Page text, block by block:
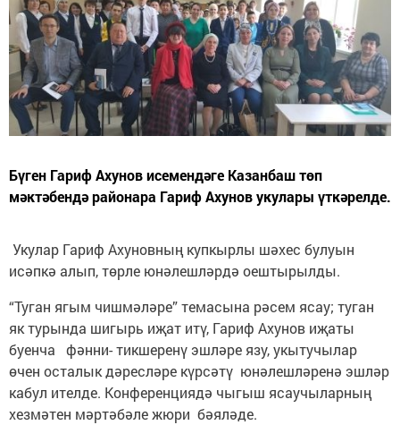
Бүген Гариф Ахунов исемендәге Казанбаш төп
мәктәбендә районара Гариф Ахунов укулары үткәрелде.
Укулар Гариф Ахуновның купкырлы шәхес булуын
исәпкә алып, төрле юнәлешләрдә оештырылды.
“Туган ягым чишмәләре” темасына рәсем ясау; туган
як турында шигырь иҗат итү, Гариф Ахунов иҗаты
буенча фәнни- тикшеренү эшләре язу, укытучылар
өчен осталык дәресләре күрсәтү юнәлешләренә эшләр
кабул ителде. Конференциядә чыгыш ясаучыларның
хезмәтен мәртәбәле жюри бәяләде.